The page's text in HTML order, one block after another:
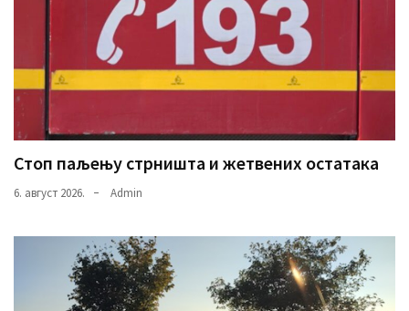
Стоп паљењу стрништа и жетвених остатака
6. август 2026. Admin